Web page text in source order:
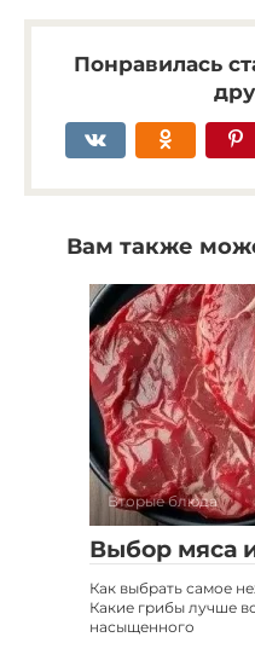
Понравилась
Вам также
Вторые блюда
Выбор мяса
Как выбрать самое
Какие грибы лучше
насыщенного